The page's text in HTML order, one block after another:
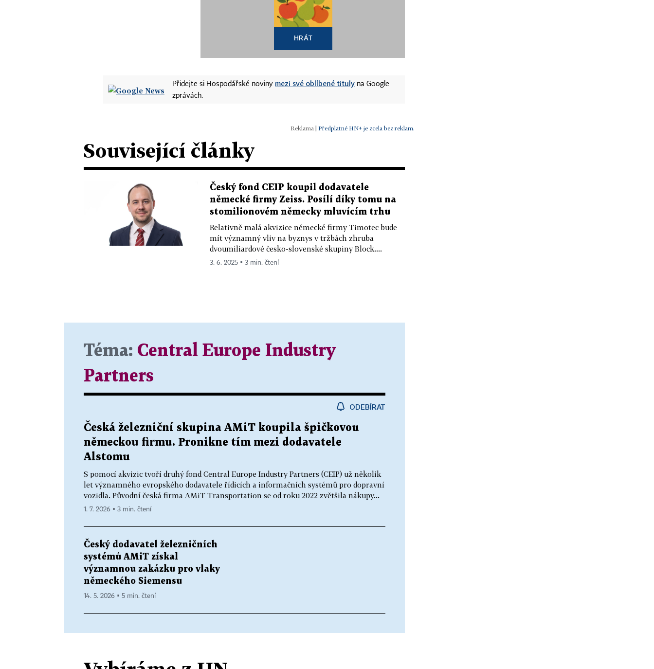
HRÁT
Přidejte si Hospodářské noviny mezi své oblíbené tituly na Google
zprávách.
| Předplatné HN+ je zcela bez reklam.
Související články
Český fond CEIP koupil dodavatele
německé firmy Zeiss. Posílí díky tomu na
stomilionovém německy mluvícím trhu
Relativně malá akvizice německé firmy Timotec bude
mít významný vliv na byznys v tržbách zhruba
dvoumiliardové česko-slovenské skupiny Block....
3. 6. 2025 ▪ 3 min. čtení
Téma: Central Europe Industry
Partners
ODEBÍRAT
Česká železniční skupina AMiT koupila špičkovou
německou firmu. Pronikne tím mezi dodavatele
Alstomu
S pomocí akvizic tvoří druhý fond Central Europe Industry Partners (CEIP) už několik
let významného evropského dodavatele řídicích a informačních systémů pro dopravní
vozidla. Původní česká firma AMiT Transportation se od roku 2022 zvětšila nákupy...
1. 7. 2026 ▪ 3 min. čtení
Český dodavatel železničních
systémů AMiT získal
významnou zakázku pro vlaky
německého Siemensu
14. 5. 2026 ▪ 5 min. čtení